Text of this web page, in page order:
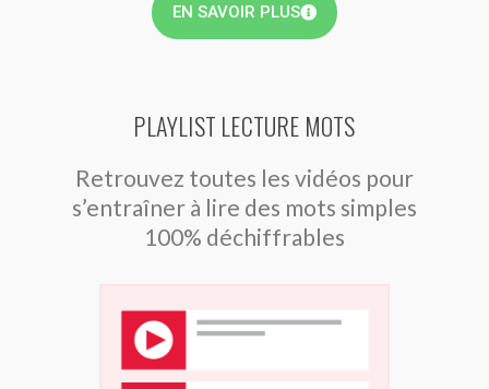
EN SAVOIR PLUS
PLAYLIST LECTURE MOTS
Retrouvez toutes les vidéos pour
s’entraîner à lire des mots simples
100% déchiffrables